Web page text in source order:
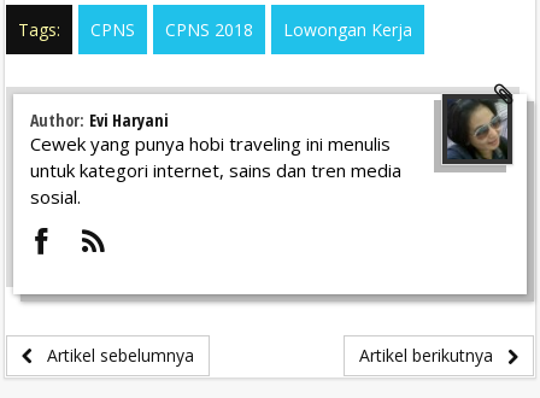
Tags: CPNS CPNS 2018 Lowongan Kerja
Author: Evi Haryani
Cewek yang punya hobi traveling ini menulis
untuk kategori internet, sains dan tren media
sosial.
Artikel sebelumnya Artikel berikutnya